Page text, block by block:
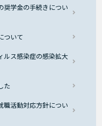
奨学金の手続きについ
ついて
ルス感染症の感染拡大
た
職活動対応方針につい